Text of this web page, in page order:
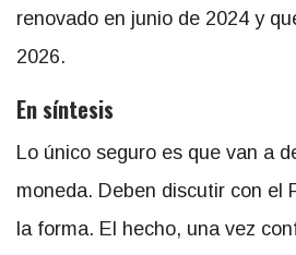
renovado en junio de 2024 y
2026.
En síntesis
Lo único seguro es que van a
moneda. Deben discutir con el
la forma. El hecho, una vez